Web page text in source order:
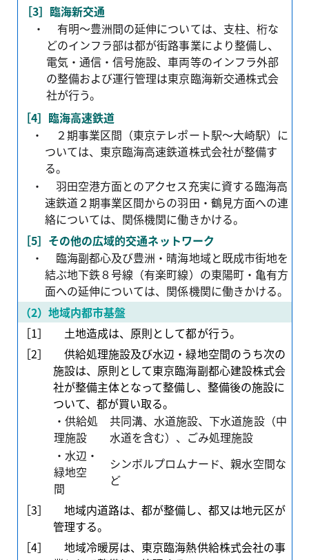
［3］臨海新交通
・
有明〜豊洲間の延伸については、支柱、桁な
どのインフラ部は都が街路事業により整備し、
電気・通信・信号施設、車両等のインフラ外部
の整備および運行管理は東京臨海新交通株式会
社が行う。
［4］臨海高速鉄道
・
２期事業区間（東京テレポート駅〜大崎駅）に
ついては、東京臨海高速鉄道株式会社が整備す
る。
・
羽田空港方面とのアクセス充実に資する臨海高
速鉄道２期事業区間からの羽田・鶴見方面への連
絡については、関係機関に働きかける。
［5］その他の広域的交通ネットワーク
・
臨海副都心及び豊洲・晴海地域と既成市街地を
結ぶ地下鉄８号線（有楽町線）の東陽町・亀有方
面への延伸については、関係機関に働きかける。
（2）地域内都市基盤
［1］
土地造成は、原則として都が行う。
［2］
供給処理施設及び水辺・緑地空間のうち次の
施設は、原則として東京臨海副都心建設株式会
社が整備主体となって整備し、整備後の施設に
ついて、都が買い取る。
・供給処
理施設
共同溝、水道施設、下水道施設（中
水道を含む）、ごみ処理施設
・水辺・
緑地空
間
シンボルプロムナード、親水空間な
ど
［3］
地域内道路は、都が整備し、都又は地元区が
管理する。
［4］
地域冷暖房は、東京臨海熱供給株式会社の事